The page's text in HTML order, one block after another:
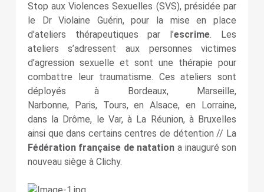
Stop aux Violences Sexuelles (SVS), présidée par
le Dr Violaine Guérin, pour la mise en place
d’ateliers thérapeutiques par l’escrime. Les
ateliers s’adressent aux personnes victimes
d’agression sexuelle et sont une thérapie pour
combattre leur traumatisme. Ces ateliers sont
déployés à Bordeaux, Marseille,
Narbonne, Paris, Tours, en Alsace, en Lorraine,
dans la Drôme, le Var, à La Réunion, à Bruxelles
ainsi que dans certains centres de détention // La
Fédération française de natation a inauguré son
nouveau siège à Clichy.